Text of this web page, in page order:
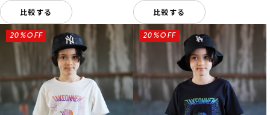
比較する 比較する
20%OFF 20%OFF